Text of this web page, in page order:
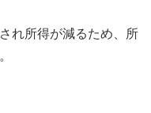
れ所得が減るため、所